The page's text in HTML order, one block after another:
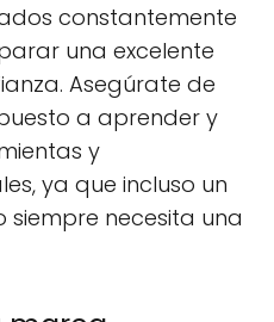
constantemente
una excelente
Asegúrate de
a aprender y
y
ya que incluso un
necesita una